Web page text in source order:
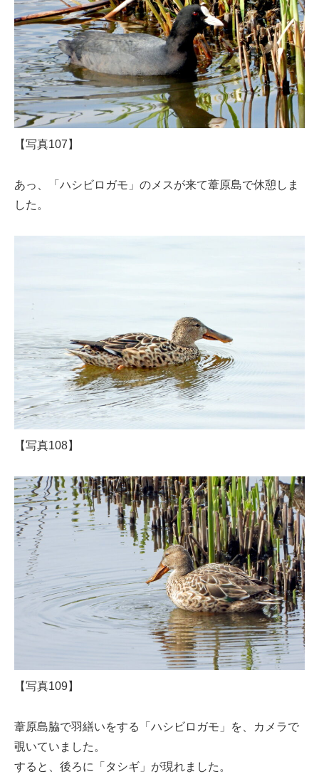
【写真107】
あっ、「ハシビロガモ」のメスが来て葦原島で休憩しま
した。
【写真108】
【写真109】
葦原島脇で羽繕いをする「ハシビロガモ」を、カメラで
覗いていました。
すると、後ろに「タシギ」が現れました。